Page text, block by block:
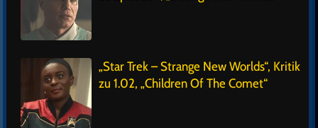
„Star Trek – Strange New Worlds“, Kritik
zu 1.02, „Children Of The Comet“